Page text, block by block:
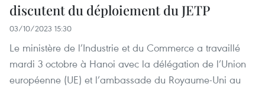
discutent du déploiement du JETP
03/10/2023 15:30
Le ministère de l’Industrie et du Commerce a travaillé
mardi 3 octobre à Hanoi avec la délégation de l’Union
européenne (UE) et l’ambassade du Royaume-Uni au